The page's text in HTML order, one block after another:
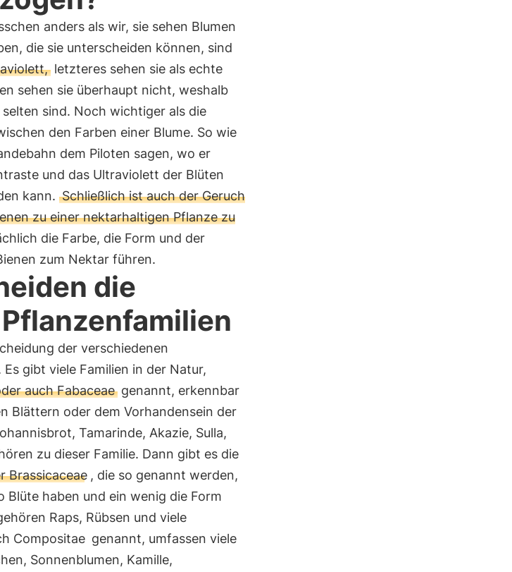
anders als wir, sie sehen Blumen
die sie unterscheiden können, sind
letzteres sehen sie als echte
sehen sie überhaupt nicht, weshalb
sind. Noch wichtiger als die
den Farben einer Blume. So wie
dem Piloten sagen, wo er
und das Ultraviolett der Blüten
kann. Schließlich ist auch der Geruch
zu einer nektarhaltigen Pflanze zu
die Farbe, die Form und der
zum Nektar führen.
die
der verschiedenen
gibt viele Familien in der Natur,
auch Fabaceaegenannt, erkennbar
Blättern oder dem Vorhandensein der
Tamarinde, Akazie, Sulla,
zu dieser Familie. Dann gibt es die
Brassicaceae , die so genannt werden,
Blüte haben und ein wenig die Form
Raps, Rübsen und viele
Compositae genannt, umfassen viele
Sonnenblumen, Kamille,